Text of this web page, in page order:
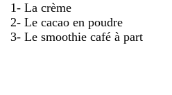
1- La crème
2- Le cacao en poudre
3- Le smoothie café à part